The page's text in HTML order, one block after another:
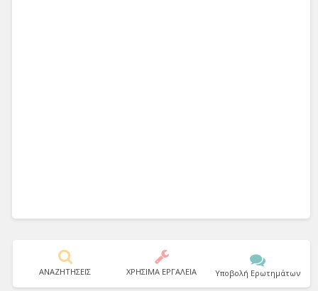
ΑΝΑΖΗΤΗΣΕΙΣ ΧΡΗΣΙΜΑ ΕΡΓΑΛΕΙΑ Υποβολή Ερωτημάτων